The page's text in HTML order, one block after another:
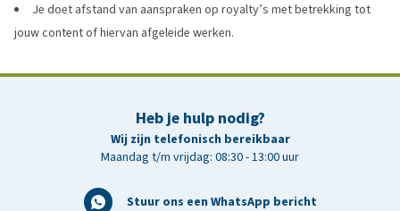
Je doet afstand van aanspraken op royalty’s met betrekking tot
jouw content of hiervan afgeleide werken.
Heb je hulp nodig?
Wij zijn telefonisch bereikbaar
Maandag t/m vrijdag: 08:30 - 13:00 uur
Stuur ons een WhatsApp bericht